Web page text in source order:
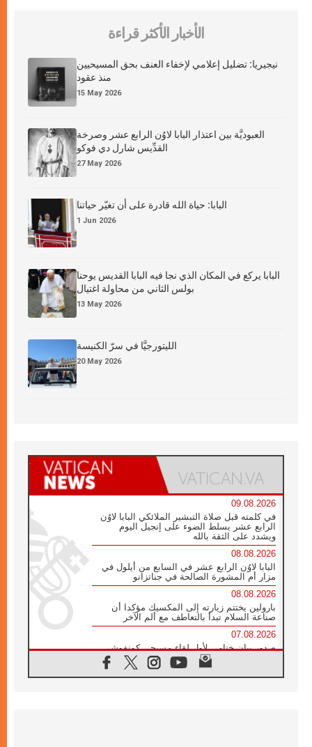
الأخبار الأكثر قراءة
نيجيريا: تضليل إعلامي لإخفاء العنف بحق المسيحيين
منذ عقود
15 May 2026
العبوديَّة بين اعتذار البابا لاوُن الرابع عشر وصرخة
القدِّيس شارل دي فوكو
27 May 2026
البابا: حياة الله قادرة على أن تغيّر حياتنا
1 Jun 2026
البابا يركع في المكان الذي نجا فيه البابا القديس يوحنا
بولس الثاني من محاولة اغتيال
13 May 2026
الليتورجيَّا في سرّ الكنيسة
20 May 2026
09.08.2026
في كلمته قبل صلاة التبشير الملائكي البابا لاوُن
الرابع عشر يسلط الضوء على إنجيل اليوم
ويشدد على الثقة بالله
08.08.2026
البابا لاوُن الرابع عشر في السابع من أيلول في
مزار أم المشورة الصالحة في جناتزانو
08.08.2026
بارولين يختتم زيارته إلى المكسيك مؤكدا أن
صناعة السلام تبدأ بالتعاطف مع ألم الآخر
07.08.2026
صدور بيان ختامي لأول لقاء مسيحي كونفوشي
بمشاركة الدائرة الفاتيكانية للحوار بين الأديان
07.08.2026